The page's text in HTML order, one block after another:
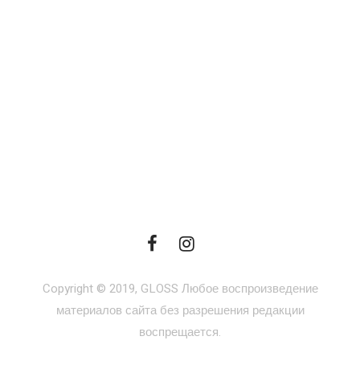
Copyright © 2019, GLOSS Любое воспроизведение
материалов сайта без разрешения редакции
воспрещается.